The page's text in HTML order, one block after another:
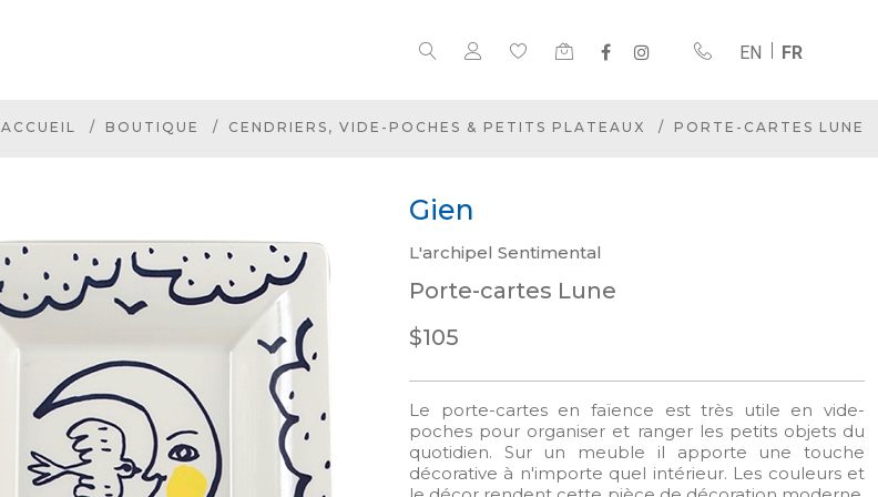
EN FR
ACCUEIL BOUTIQUE CENDRIERS, VIDE-POCHES & PETITS PLATEAUX PORTE-CARTES LUNE
Gien
L'archipel Sentimental
Porte-cartes Lune
$105
Le porte-cartes en faïence est très utile en vide-
poches pour organiser et ranger les petits objets du
quotidien. Sur un meuble il apporte une touche
décorative à n'importe quel intérieur. Les couleurs et